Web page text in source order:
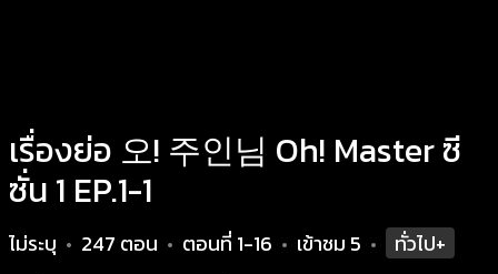
เรื่องย่อ 오! 주인님 Oh! Master ซี
ซั่น 1 EP.1-1
ไม่ระบุ • 247 ตอน • ตอนที่ 1-16 • เข้าชม 5 • ทั่วไป+